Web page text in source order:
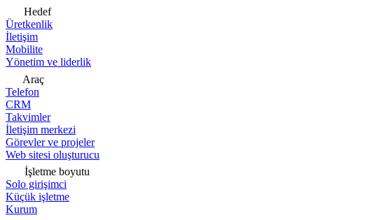
Hedef
Üretkenlik
İletişim
Mobilite
Yönetim ve liderlik
Araç
Telefon
CRM
Takvimler
İletişim merkezi
Görevler ve projeler
Web sitesi oluşturucu
İşletme boyutu
Solo girişimci
Küçük işletme
Kurum